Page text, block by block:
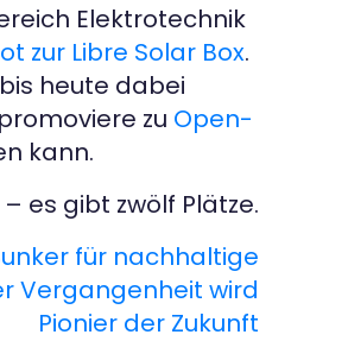
Elektrotechnik
zur Libre Solar Box.
heute dabei
zu Open-
kann.
es gibt zwölf Plätze.
für nachhaltige
Vergangenheit wird
Pionier der Zukunft